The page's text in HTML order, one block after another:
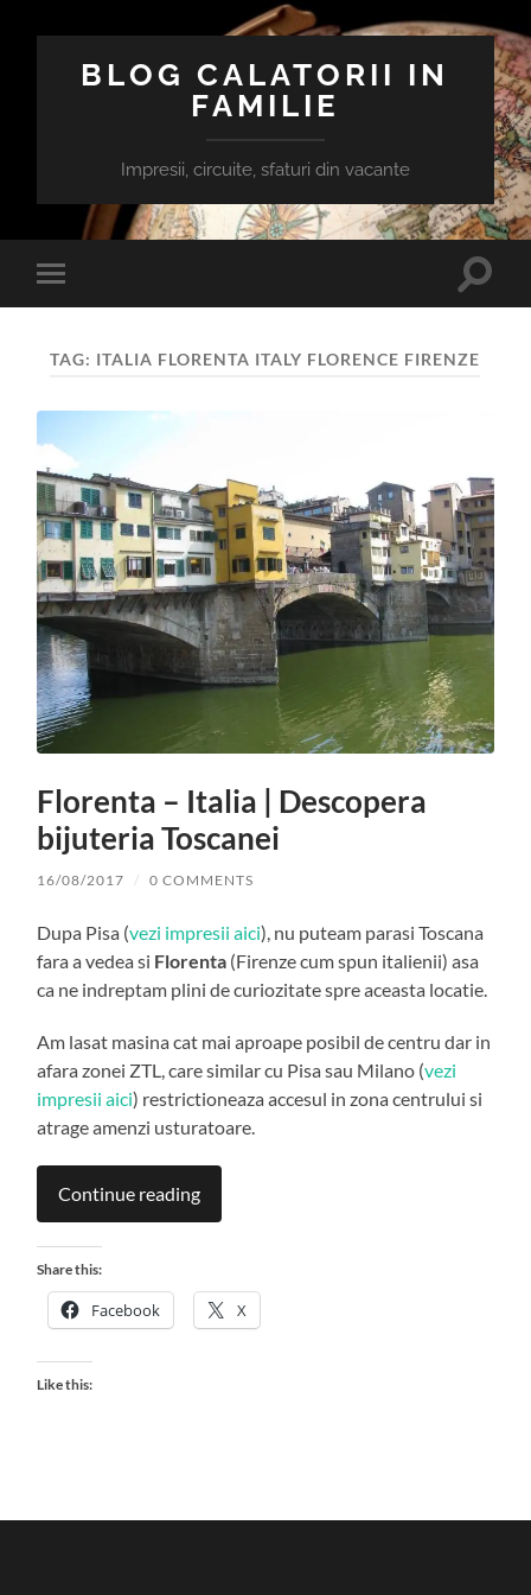
BLOG CALATORII IN
FAMILIE
Impresii, circuite, sfaturi din vacante
Toggle
mobile
Toggle
TAG: ITALIA FLORENTA ITALY FLORENCE FIRENZE
Florenta – Italia | Descopera
bijuteria Toscanei
16/08/2017 / 0 COMMENTS
Dupa Pisa (vezi impresii aici), nu puteam parasi Toscana
fara a vedea si Florenta (Firenze cum spun italienii) asa
ca ne indreptam plini de curiozitate spre aceasta locatie.
Am lasat masina cat mai aproape posibil de centru dar in
afara zonei ZTL, care similar cu Pisa sau Milano (vezi
impresii aici) restrictioneaza accesul in zona centrului si
atrage amenzi usturatoare.
Continue reading
Share this:
Facebook X
Like this: